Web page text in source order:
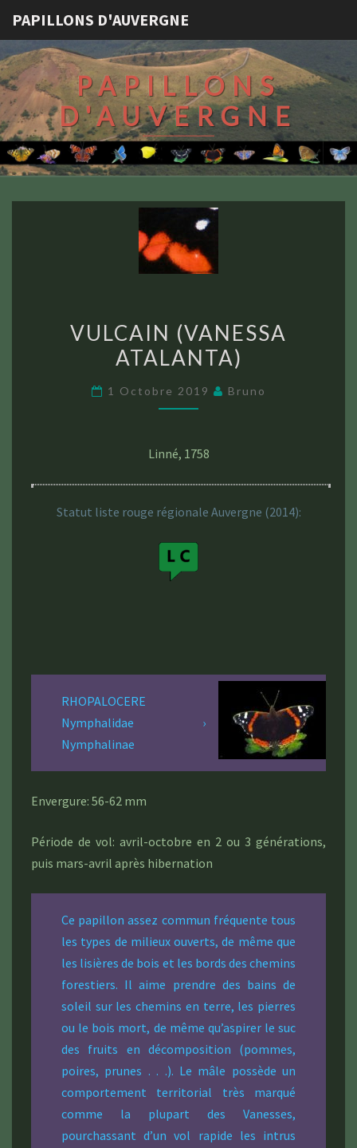
PAPILLONS D'AUVERGNE
PAPILLONS
D'AUVERGNE
(VANESSA
ATALANTA)
VULCAIN (VANESSA
ATALANTA)
1 Octobre 2019 Bruno
Linné, 1758
Statut liste rouge régionale Auvergne (2014):
RHOPALOCERE
Nymphalidae ›
Nymphalinae
Envergure: 56-62 mm
Période de vol: avril-octobre en 2 ou 3 générations,
puis mars-avril après hibernation
Ce papillon assez commun fréquente tous
les types de milieux ouverts, de même que
les lisières de bois et les bords des chemins
forestiers. Il aime prendre des bains de
soleil sur les chemins en terre, les pierres
ou le bois mort, de même qu’aspirer le suc
des fruits en décomposition (pommes,
poires, prunes . . .). Le mâle possède un
comportement territorial très marqué
comme la plupart des Vanesses,
pourchassant d’un vol rapide les intrus